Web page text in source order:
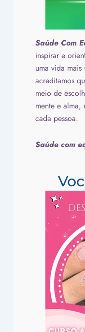
Saúde Com
inspirar e
uma vida
acreditamos
meio de
mente e
cada pessoa.
Saúde com